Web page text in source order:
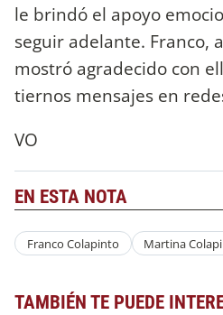
le brindó el apoyo
seguir adelante. Franco,
mostró agradecido con
tiernos mensajes en
VO
EN ESTA NOTA
Franco Colapinto Martina
TAMBIÉN TE PUEDE